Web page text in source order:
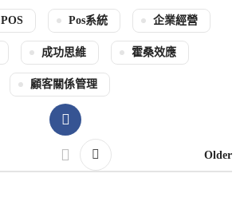
POS Pos系統 企業經營
成功思維 霍桑效應
顧客關係管理
Older